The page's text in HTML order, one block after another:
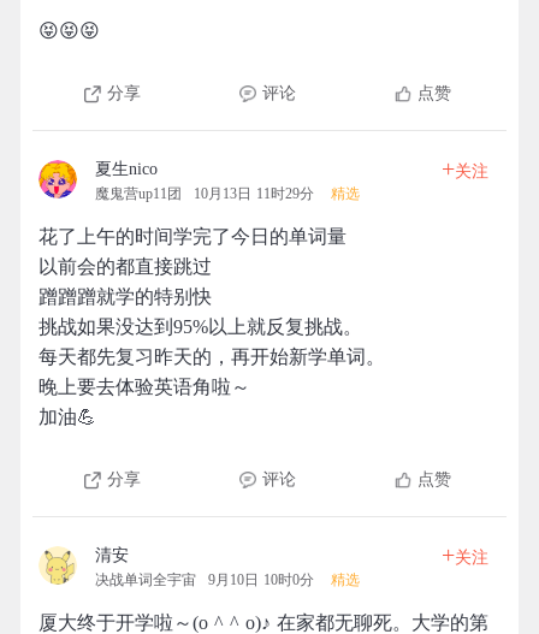
😝😝😝
分享 评论 点赞
夏生nico
魔鬼营up11团 10月13日 11时29分 精选
+关注
花了上午的时间学完了今日的单词量
以前会的都直接跳过
蹭蹭蹭就学的特别快
挑战如果没达到95%以上就反复挑战。
每天都先复习昨天的，再开始新学单词。
晚上要去体验英语角啦～
加油💪
分享 评论 点赞
清安
决战单词全宇宙 9月10日 10时0分 精选
+关注
厦大终于开学啦～(o ^ ^ o)♪ 在家都无聊死。大学的第